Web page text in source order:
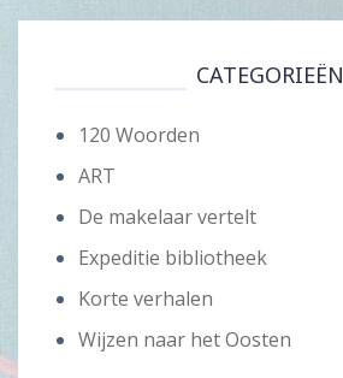
CATEGORIEËN
120 Woorden
ART
De makelaar vertelt
Expeditie bibliotheek
Korte verhalen
Wijzen naar het Oosten